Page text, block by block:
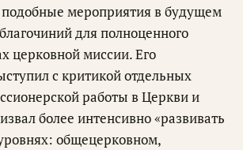
мероприятия в будущем
для полноценного
церковной миссии. Его
с критикой отдельных
работы в Церкви и
более интенсивно «развивать
общецерковном,